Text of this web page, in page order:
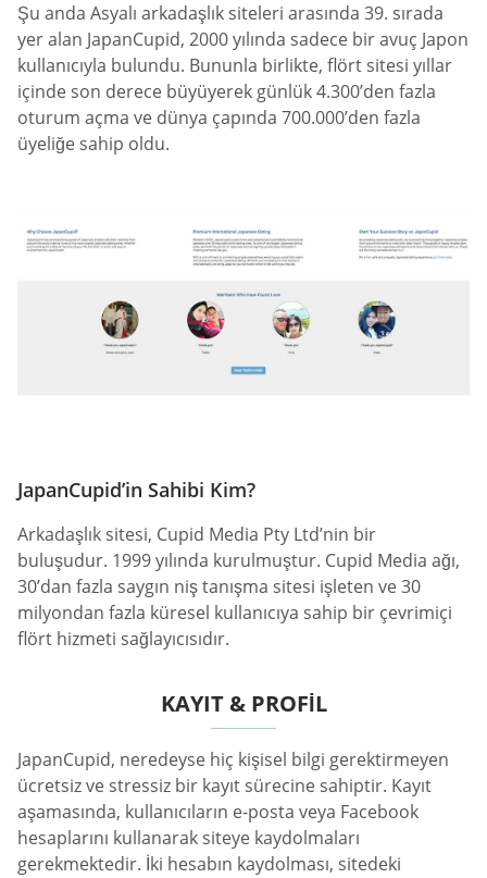
Şu anda Asyalı arkadaşlık siteleri arasında 39. sırada
yer alan JapanCupid, 2000 yılında sadece bir avuç Japon
kullanıcıyla bulundu. Bununla birlikte, flört sitesi yıllar
içinde son derece büyüyerek günlük 4.300’den fazla
oturum açma ve dünya çapında 700.000’den fazla
üyeliğe sahip oldu.
JapanCupid’in Sahibi Kim?
Arkadaşlık sitesi, Cupid Media Pty Ltd’nin bir
buluşudur. 1999 yılında kurulmuştur. Cupid Media ağı,
30’dan fazla saygın niş tanışma sitesi işleten ve 30
milyondan fazla küresel kullanıcıya sahip bir çevrimiçi
flört hizmeti sağlayıcısıdır.
KAYIT & PROFIL
JapanCupid, neredeyse hiç kişisel bilgi gerektirmeyen
ücretsiz ve stressiz bir kayıt sürecine sahiptir. Kayıt
aşamasında, kullanıcıların e-posta veya Facebook
hesaplarını kullanarak siteye kaydolmaları
gerekmektedir. İki hesabın kaydolması, sitedeki